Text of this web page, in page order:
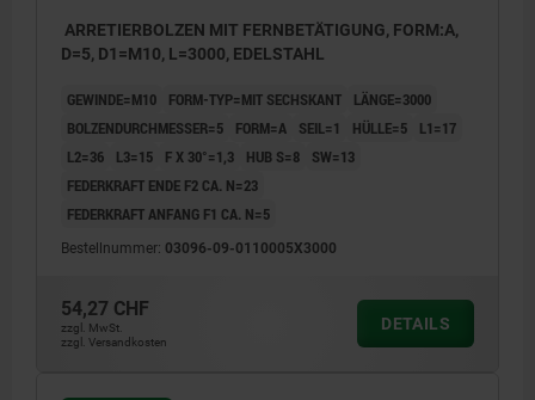
ARRETIERBOLZEN MIT FERNBETÄTIGUNG, FORM:A,
D=5, D1=M10, L=3000, EDELSTAHL
GEWINDE=M10 FORM-TYP=MIT SECHSKANT
LÄNGE=3000
BOLZENDURCHMESSER=5
FORM=A SEIL=1 HÜLLE=5
L1=17
L2=36
L3=15 F X 30°=1,3 HUB S=8
SW=13
FEDERKRAFT ENDE F2 CA. N=23
FEDERKRAFT ANFANG F1 CA. N=5
Bestellnummer: 03096-09-0110005X3000
54,27 CHF
zzgl. MwSt.
zzgl. Versandkosten
DETAILS